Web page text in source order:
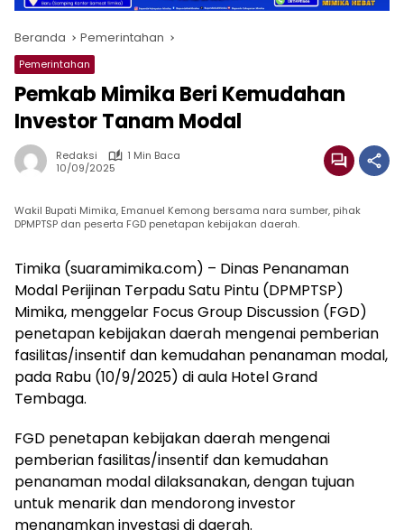
Beranda Pemerintahan
Pemerintahan
Pemkab Mimika Beri Kemudahan
Investor Tanam Modal
Redaksi
1 Min Baca
10/09/2025
Wakil Bupati Mimika, Emanuel Kemong bersama nara sumber, pihak
DPMPTSP dan peserta FGD penetapan kebijakan daerah.
Timika (suaramimika.com) – Dinas Penanaman
Modal Perijinan Terpadu Satu Pintu (DPMPTSP)
Mimika, menggelar Focus Group Discussion (FGD)
penetapan kebijakan daerah mengenai pemberian
fasilitas/insentif dan kemudahan penanaman modal,
pada Rabu (10/9/2025) di aula Hotel Grand
Tembaga.
FGD penetapan kebijakan daerah mengenai
pemberian fasilitas/insentif dan kemudahan
penanaman modal dilaksanakan, dengan tujuan
untuk menarik dan mendorong investor
menanamkan investasi di daerah.